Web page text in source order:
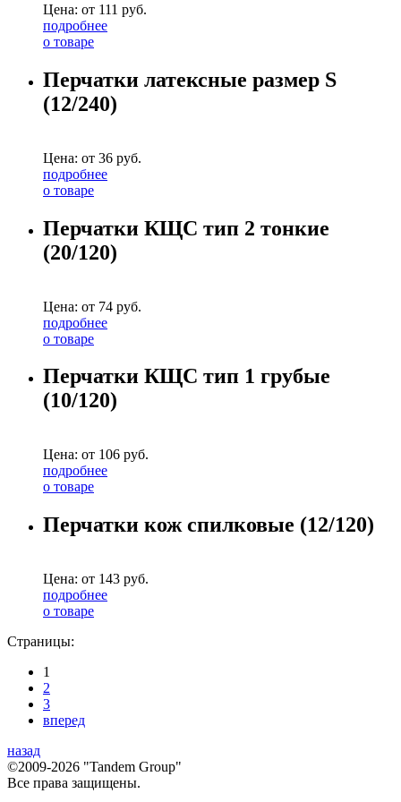
Цена: от 111 руб.
подробнее
о товаре
Перчатки латексные размер S
(12/240)
Цена: от 36 руб.
подробнее
о товаре
Перчатки КЩС тип 2 тонкие
(20/120)
Цена: от 74 руб.
подробнее
о товаре
Перчатки КЩС тип 1 грубые
(10/120)
Цена: от 106 руб.
подробнее
о товаре
Перчатки кож спилковые (12/120)
Цена: от 143 руб.
подробнее
о товаре
Страницы:
1
2
3
вперед
назад
©2009-2026 "Tandem Group"
Все права защищены.